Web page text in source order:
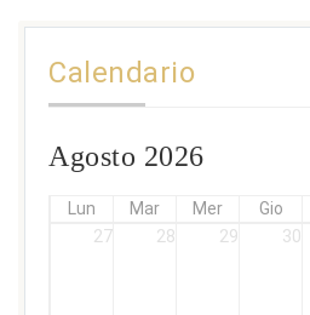
Calendario
Agosto 2026
Lun Mar Mer Gio
27
28 29 30